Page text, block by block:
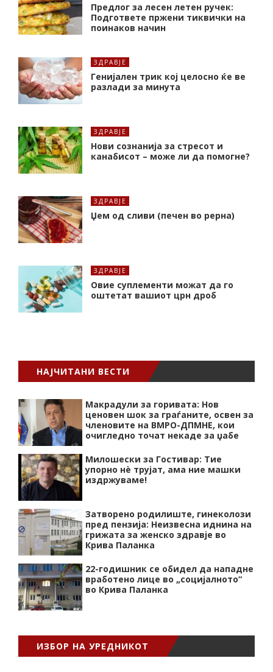
Предлог за лесен летен ручек:
Подгответе пржени тиквички на
поинаков начин
ЗДРАВЈЕ
Генијален трик кој целосно ќе ве
разлади за минута
ЗДРАВЈЕ
Нови сознанија за стресот и
канабисот – може ли да помогне?
ЗДРАВЈЕ
Џем од сливи (печен во рерна)
ЗДРАВЈЕ
Oвие суплементи можат да го
оштетат вашиот црн дроб
НАЈЧИТАНИ ВЕСТИ
Макрадули за горивата: Нов
ценовен шок за граѓаните, освен за
членовите на ВМРО-ДПМНЕ, кои
очигледно точат некаде за џабе
Милошески за Гостивар: Тие
упорно нѐ трујат, ама ние машки
издржуваме!
Затворено родилиште, гинеколози
пред пензија: Неизвесна иднина на
грижата за женско здравје во
Крива Паланка
22-годишник се обидел да нападне
вработено лице во „социјалното“
во Крива Паланка
ИЗБОР НА УРЕДНИКОТ